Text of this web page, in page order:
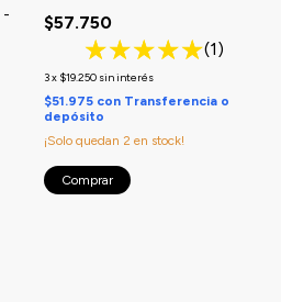
-
$57.750
(1)
3x $19.250 sin interés
$51.975 con Transferencia o
depósito
¡Solo quedan 2 en stock!
Comprar